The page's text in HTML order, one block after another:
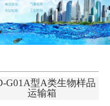
G01A型A类生物样品
运输箱